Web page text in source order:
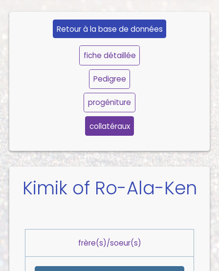
Retour à la base de données
fiche détaillée
Pedigree
progéniture
collatéraux
Kimik of Ro-Ala-Ken
frère(s)/soeur(s)